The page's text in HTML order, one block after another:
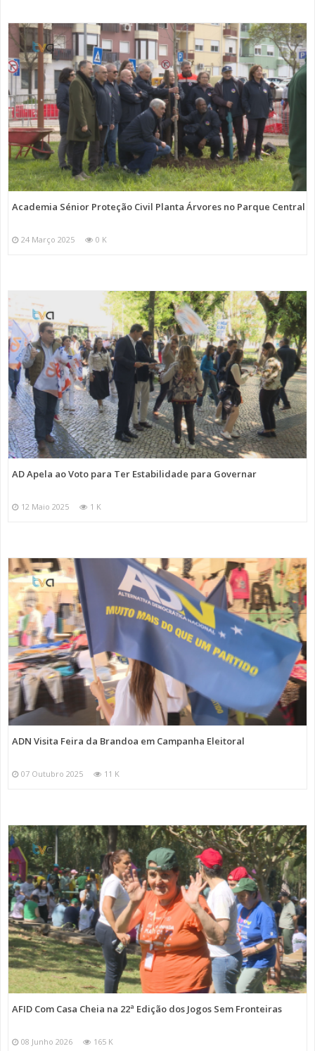
Academia Sénior Proteção Civil Planta Árvores no Parque Central
24 Março 2025 0 K
AD Apela ao Voto para Ter Estabilidade para Governar
12 Maio 2025 1 K
ADN Visita Feira da Brandoa em Campanha Eleitoral
07 Outubro 2025 11 K
AFID Com Casa Cheia na 22ª Edição dos Jogos Sem Fronteiras
08 Junho 2026 165 K